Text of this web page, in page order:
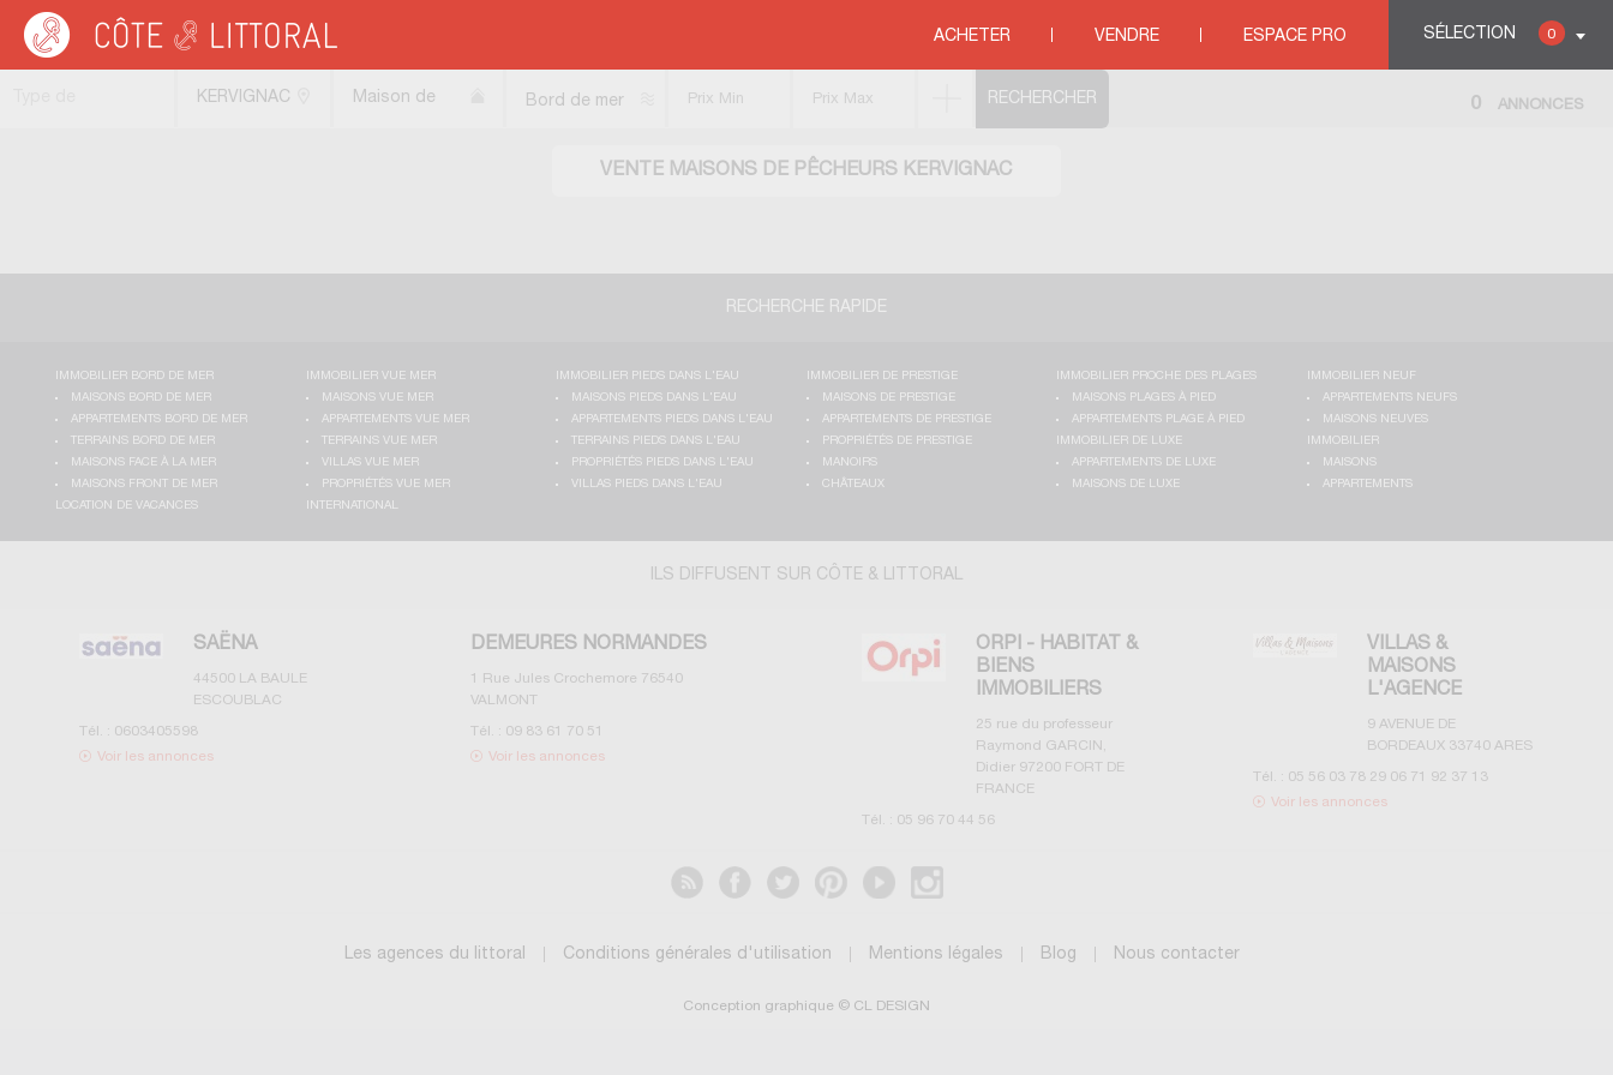
SÉLECTION 0
ACHETER VENDRE ESPACE PRO
Côte & Littoral > Immobilier bord de mer>Maisons bord de mer
VENTE MAISONS DE PÊCHEURS KERVIGNAC
KERVIGNAC
Maison de
Bord de mer 0 ANNONCES
RECHERCHE RAPIDE
IMMOBILIER BORD DE MER
MAISONS BORD DE MER
APPARTEMENTS BORD DE MER
TERRAINS BORD DE MER
MAISONS FACE À LA MER
MAISONS FRONT DE MER
IMMOBILIER VUE MER
MAISONS VUE MER
APPARTEMENTS VUE MER
TERRAINS VUE MER
VILLAS VUE MER
PROPRIÉTÉS VUE MER
IMMOBILIER PIEDS DANS L'EAU
MAISONS PIEDS DANS L'EAU
APPARTEMENTS PIEDS DANS L'EAU
TERRAINS PIEDS DANS L'EAU
PROPRIÉTÉS PIEDS DANS L'EAU
VILLAS PIEDS DANS L'EAU
IMMOBILIER DE PRESTIGE
MAISONS DE PRESTIGE
APPARTEMENTS DE PRESTIGE
PROPRIÉTÉS DE PRESTIGE
MANOIRS
CHÂTEAUX
IMMOBILIER PROCHE DES PLAGES
MAISONS PLAGES À PIED
APPARTEMENTS PLAGE À PIED
IMMOBILIER NEUF
APPARTEMENTS NEUFS
MAISONS NEUVES
IMMOBILIER DE LUXE
APPARTEMENTS DE LUXE
MAISONS DE LUXE
IMMOBILIER
MAISONS
APPARTEMENTS
LOCATION DE VACANCES
INTERNATIONAL
ILS DIFFUSENT SUR CÔTE & LITTORAL
SAËNA
44500 LA BAULE
ESCOUBLAC
Tél. : 0603405598
Voir les annonces
DEMEURES NORMANDES
1 Rue Jules Crochemore 76540
VALMONT
Tél. : 09 83 61 70 51
Voir les annonces
ORPI - HABITAT &
BIENS
IMMOBILIERS
25 rue du professeur
Raymond GARCIN,
Didier 97200 FORT DE
FRANCE
Tél. : 05 96 70 44 56
VILLAS &
MAISONS
L'AGENCE
9 AVENUE DE
BORDEAUX 33740 ARES
Tél. : 05 56 03 78 29 06 71 92 37 13
Voir les annonces
Les agences du littoral Conditions générales d'utilisation Mentions légales Blog Nous contacter
Conception graphique © CL DESIGN